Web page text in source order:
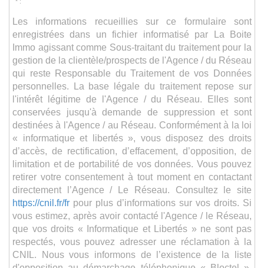
Les informations recueillies sur ce formulaire sont
enregistrées dans un fichier informatisé par La Boite
Immo agissant comme Sous-traitant du traitement pour la
gestion de la clientèle/prospects de l'Agence / du Réseau
qui reste Responsable du Traitement de vos Données
personnelles. La base légale du traitement repose sur
l'intérêt légitime de l'Agence / du Réseau. Elles sont
conservées jusqu'à demande de suppression et sont
destinées à l'Agence / au Réseau. Conformément à la loi
« informatique et libertés », vous disposez des droits
d’accès, de rectification, d’effacement, d’opposition, de
limitation et de portabilité de vos données. Vous pouvez
retirer votre consentement à tout moment en contactant
directement l’Agence / Le Réseau. Consultez le site
https://cnil.fr/fr pour plus d’informations sur vos droits. Si
vous estimez, après avoir contacté l'Agence / le Réseau,
que vos droits « Informatique et Libertés » ne sont pas
respectés, vous pouvez adresser une réclamation à la
CNIL. Nous vous informons de l’existence de la liste